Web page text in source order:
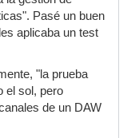
Pasé un buen
aplicaba un test
"la prueba
el sol, pero
de un DAW